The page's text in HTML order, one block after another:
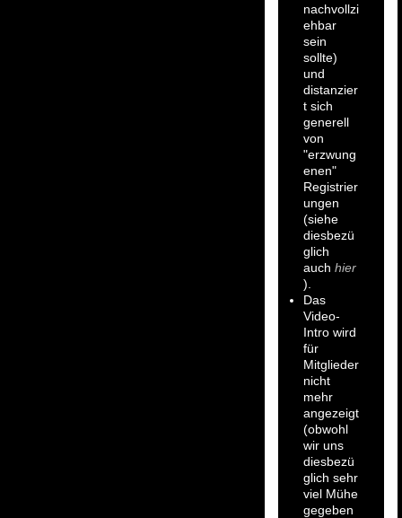
nachvollzi
ehbar
sein
sollte)
und
distanzier
t sich
generell
von
"erzwung
enen"
Registrier
ungen
(siehe
diesbezü
glich
auch hier
).
Das
Video-
Intro wird
für
Mitglieder
nicht
mehr
angezeigt
(obwohl
wir uns
diesbezü
glich sehr
viel Mühe
gegeben